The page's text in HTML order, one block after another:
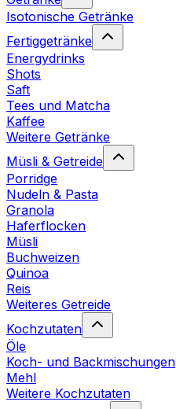
Isotonische Getränke
Fertiggetränke
Energydrinks
Shots
Saft
Tees und Matcha
Kaffee
Weitere Getränke
Müsli & Getreide
Porridge
Nudeln & Pasta
Granola
Haferflocken
Müsli
Buchweizen
Quinoa
Reis
Weiteres Getreide
Kochzutaten
Öle
Koch- und Backmischungen
Mehl
Weitere Kochzutaten